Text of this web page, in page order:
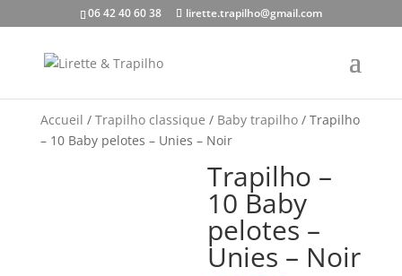
06 42 40 60 38 lirette.trapilho@gmail.com
Accueil / Trapilho classique / Baby trapilho/ Trapilho
– 10 Baby pelotes – Unies – Noir
Trapilho –
10 Baby
pelotes –
Unies – Noir